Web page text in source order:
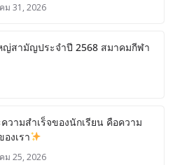
ม 31, 2026
ญ่สามัญประจำปี 2568 สมาคมกีฬา
ความสำเร็จของนักเรียน คือความ
งเรา
ม 25, 2026